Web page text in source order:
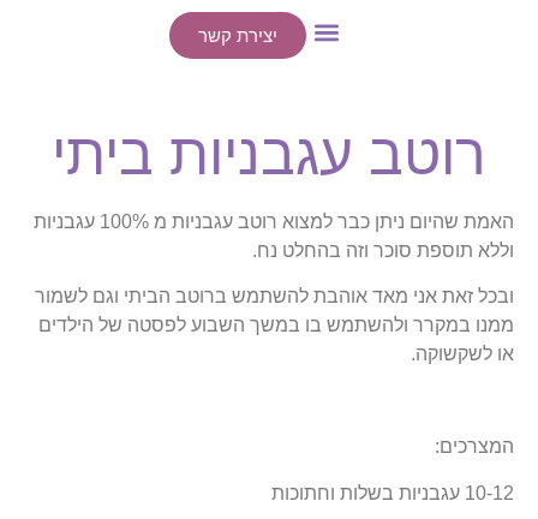
יצירת קשר
רוטב עגבניות ביתי
האמת שהיום ניתן כבר למצוא רוטב עגבניות מ 100% עגבניות
וללא תוספת סוכר וזה בהחלט נח.
ובכל זאת אני מאד אוהבת להשתמש ברוטב הביתי וגם לשמור
ממנו במקרר ולהשתמש בו במשך השבוע לפסטה של הילדים
או לשקשוקה.
המצרכים:
10-12 עגבניות בשלות וחתוכות